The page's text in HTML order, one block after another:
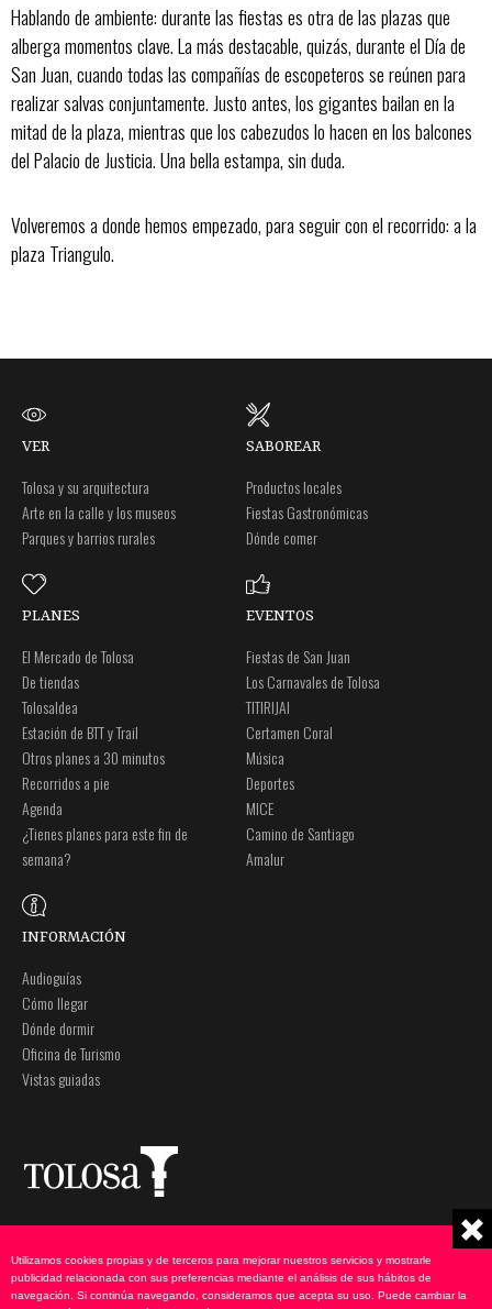
Hablando de ambiente: durante las fiestas es otra de las plazas que
alberga momentos clave. La más destacable, quizás, durante el Día de
San Juan, cuando todas las compañías de escopeteros se reúnen para
realizar salvas conjuntamente. Justo antes, los gigantes bailan en la
mitad de la plaza, mientras que los cabezudos lo hacen en los balcones
del Palacio de Justicia. Una bella estampa, sin duda.
Volveremos a donde hemos empezado, para seguir con el recorrido: a la
plaza Triangulo.
VER
Tolosa y su arquitectura
Arte en la calle y los museos
Parques y barrios rurales
SABOREAR
Productos locales
Fiestas Gastronómicas
Dónde comer
PLANES
El Mercado de Tolosa
De tiendas
Tolosaldea
Estación de BTT y Trail
Otros planes a 30 minutos
Recorridos a pie
Agenda
¿Tienes planes para este fin de
semana?
EVENTOS
Fiestas de San Juan
Los Carnavales de Tolosa
TITIRIJAI
Certamen Coral
Música
Deportes
MICE
Camino de Santiago
Amalur
INFORMACIÓN
Audioguías
Cómo llegar
Dónde dormir
Oficina de Turismo
Vistas guiadas
Plaza Zaharra 6Aaa
20400 Tolosa, Gipuzkoa
943 69 75 00
Nota legal
Política de privacidad
Política de cookies
Utilizamos cookies propias y de terceros para mejorar nuestros servicios y mostrarle
publicidad relacionada con sus preferencias mediante el análisis de sus hábitos de
navegación. Si continúa navegando, consideramos que acepta su uso. Puede cambiar la